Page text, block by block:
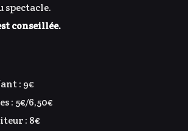
spectacle.
conseillée.
: 9€
: 5€/6,50€
: 8€